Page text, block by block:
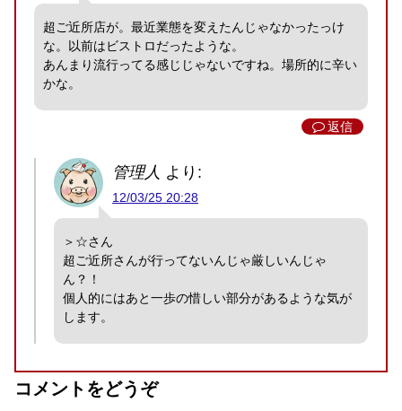
超ご近所店が。最近業態を変えたんじゃなかったっけ
な。以前はビストロだったような。
あんまり流行ってる感じじゃないですね。場所的に辛い
かな。
返信
管理人 より:
12/03/25 20:28
＞☆さん
超ご近所さんが行ってないんじゃ厳しいんじゃ
ん？！
個人的にはあと一歩の惜しい部分があるような気が
します。
コメントをどうぞ